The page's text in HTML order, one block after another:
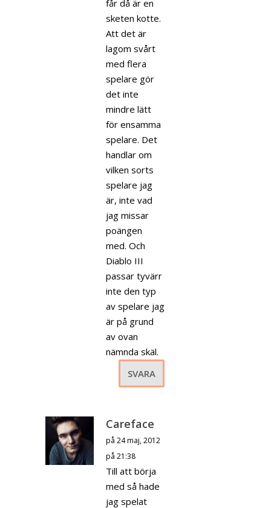
får då är en
sketen kotte.
Att det är
lagom svårt
med flera
spelare gör
det inte
mindre lätt
för ensamma
spelare. Det
handlar om
vilken sorts
spelare jag
är, inte vad
jag missar
poängen
med. Och
Diablo III
passar tyvärr
inte den typ
av spelare jag
är på grund
av ovan
nämnda skäl.
SVARA
Careface
på 24 maj, 2012
på 21:38
Till att börja
med så hade
jag spelat